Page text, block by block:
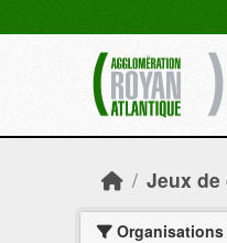
Jeux de
Organisations